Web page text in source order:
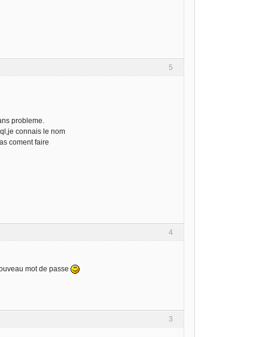
5
probleme.
connais le nom
coment faire
4
mot de passe
3